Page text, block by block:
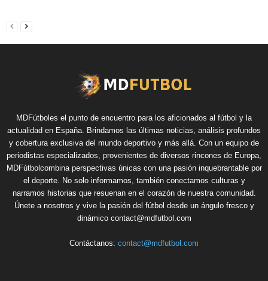
MDFútboles el punto de encuentro para los aficionados al fútbol y la
actualidad en España. Brindamos las últimas noticias, análisis profundos
y cobertura exclusiva del mundo deportivo y más allá. Con un equipo de
periodistas especializados, provenientes de diversos rincones de Europa,
MDFútbolcombina perspectivas únicas con una pasión inquebrantable por
el deporte. No solo informamos, también conectamos culturas y
narramos historias que resuenan en el corazón de nuestra comunidad.
Únete a nosotros y vive la pasión del fútbol desde un ángulo fresco y
dinámico contact@mdfutbol.com
Contáctanos: contact@mdfutbol.com